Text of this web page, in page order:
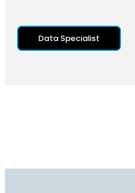
Data Specialist